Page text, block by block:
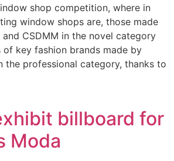
shop competition, where in
window shops are, those made
CSDMM in the novel category
key fashion brands made by
the professional category, thanks to
billboard for
Moda